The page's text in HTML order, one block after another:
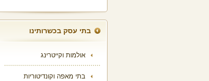
בתי עסק בכשרותינו
אולמות וקייטרינג
בתי מאפה וקונדיטוריות